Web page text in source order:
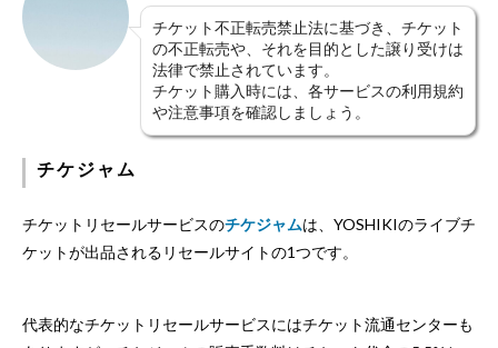
チケット不正転売禁止法に基づき、チケット
の不正転売や、それを目的とした譲り受けは
法律で禁止されています。
チケット購入時には、各サービスの利用規約
や注意事項を確認しましょう。
チケジャム
チケットリセールサービスのチケジャムは、YOSHIKIのライブチ
ケットが出品されるリセールサイトの1つです。
代表的なチケットリセールサービスにはチケット流通センターも